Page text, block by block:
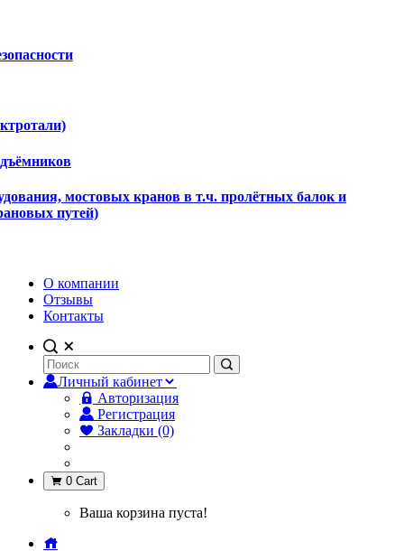
мостовых кранов в т.ч. пролётных балок и
путей)
О компании
Отзывы
Контакты
Личный кабинет
Авторизация
Регистрация
Закладки (0)
0 Cart
Ваша корзина пуста!